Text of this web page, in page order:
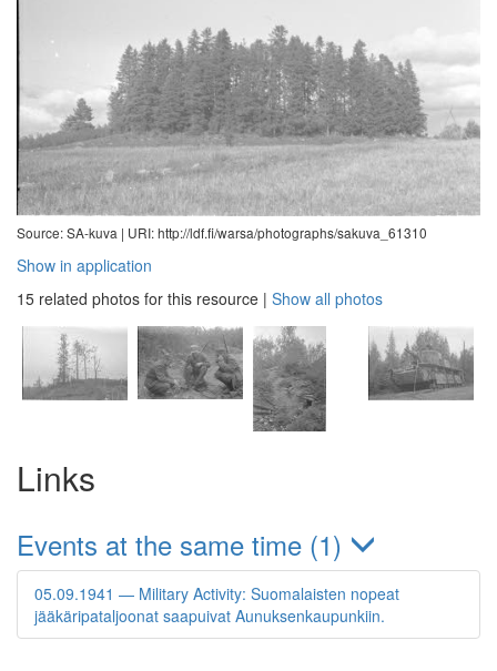
Source: SA-kuva | URI: http://ldf.fi/warsa/photographs/sakuva_61310
Show in application
15 related photos for this resource | Show all photos
Links
Events at the same time (1)
05.09.1941 — Military Activity: Suomalaisten nopeat
jääkäripataljoonat saapuivat Aunuksenkaupunkiin.